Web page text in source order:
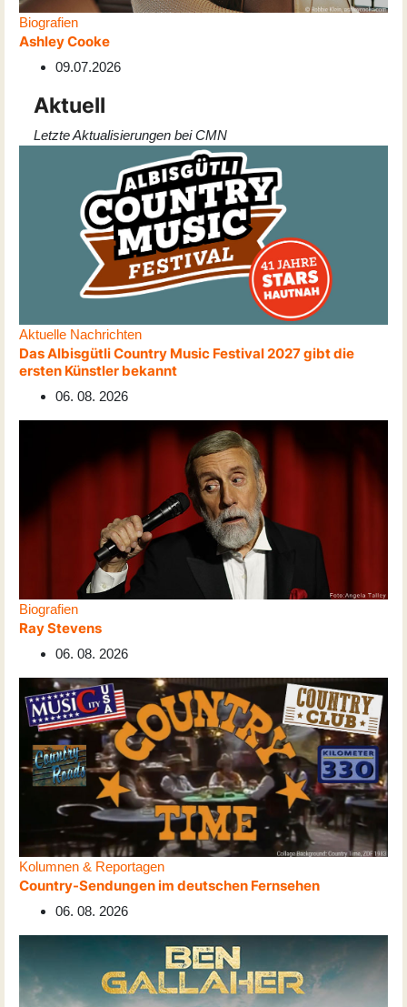
Biografien
Ashley Cooke
09.07.2026
Aktuell
Letzte Aktualisierungen bei CMN
Aktuelle Nachrichten
Das Albisgütli Country Music Festival 2027 gibt die
ersten Künstler bekannt
06. 08. 2026
Biografien
Ray Stevens
06. 08. 2026
Kolumnen & Reportagen
Country-Sendungen im deutschen Fernsehen
06. 08. 2026